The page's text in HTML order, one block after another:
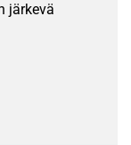
järkevä